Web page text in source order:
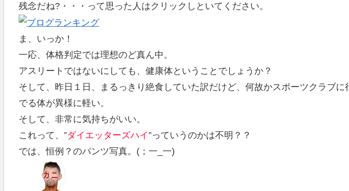
残念だね?・・・って思った人はクリックしといてください。
ま、いっか！
一応、体格判定では理想のど真ん中。
アスリートではないにしても、健康体ということでしょうか？
そして、昨日１日、まるっきり絶食していた訳だけど、何故かスポーツクラブに
でる体が異様に軽い。
そして、非常に気持ちがいい。
これって、”ダイエッターズハイ”っていうのかは不明？？
では、恒例？のパンツ写真。(；一_一)